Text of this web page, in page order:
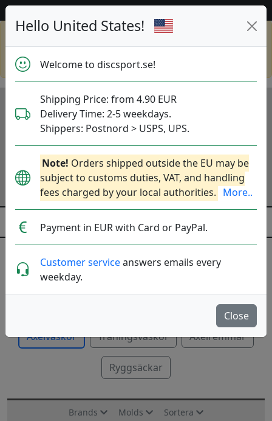
Hello United States!
Welcome to discsport.se!
Shipping Price: from 4.90 EUR
Delivery Time: 2-5 weekdays.
Shippers: Postnord > USPS, UPS.
Note! Orders shipped outside the EU may be
subject to customs duties, VAT, and handling
fees charged by your local authorities. More..
Payment in EUR with Card or PayPal.
Customer serviceanswers emails every
weekday.
Close
go todiscsport.com
Discgolfväskor - Dynamic Discs
Mer..
Axelväskor Träningsväskor Axelremmar
Ryggsäckar
Brands Molds Sortera